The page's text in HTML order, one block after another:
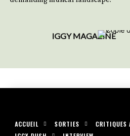
IGGY MAGAZINE
ACCUEIL SORTIES CRITIQUES